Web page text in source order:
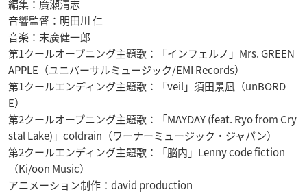
編集：廣瀬清志
音響監督：明田川 仁
音楽：末廣健一郎
第1クールオープニング主題歌：「インフェルノ」Mrs. GREEN
APPLE（ユニバーサルミュージック/EMI Records）
第1クールエンディング主題歌：「veil」須田景凪（unBORD
E）
第2クールオープニング主題歌：「MAYDAY (feat. Ryo from Cry
stal Lake)」coldrain（ワーナーミュージック・ジャパン）
第2クールエンディング主題歌：「脳内」Lenny code fiction
（Ki/oon Music）
アニメーション制作：david production